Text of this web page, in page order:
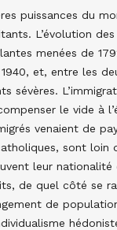
puissances du
L’évolution
menées de
et, entre les
sévères.
le vide à
venaient de
sont loin
leur
de quel côté se
de